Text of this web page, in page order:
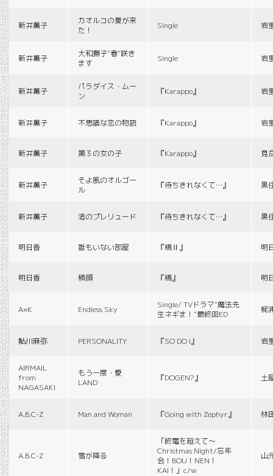
新井薫子
カオルコの夏が来
た！
Single 岩
新井薫子
大和撫子“春”咲き
ます
Single 岩
新井薫子
パラダイス・ムー
ン
『Karappo』 岩
新井薫子 不思議な恋の物語 『Karappo』 岩
新井薫子 第３の女の子 『Karappo』 見
新井薫子
そよ風のオルゴー
ル
『待ちきれなくて…』 黒
新井薫子 渚のプレリュード 『待ちきれなくて…』 黒
明日香 誰もいない部屋 『橋Ⅱ』 明
明日香 横顔 『橋』 明
A×K Endless Sky
Single/ TVドラマ“魔法先
生ネギま！”最終回ED
梶
鮎川麻弥 PERSONALITY 『SO DO I』 岩
AIRMAIL
from
NAGASAKI
もう一度・愛
LAND
『DOGEN?』 土
A.B.C-Z Man and Woman 『Going with Zephyr』 林
A.B.C-Z 雪が降る
「終電を超えて～
Christmas Night/忘年
会！BOU！NEN！
KAI！」c/w
山